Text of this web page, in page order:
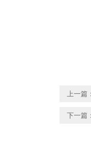
上一篇：
下一篇：